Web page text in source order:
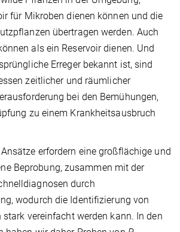
für Mikroben dienen können und die
übertragen werden. Auch
als ein Reservoir dienen. Und
Erreger bekannt ist, sind
zeitlicher und räumlicher
bei den Bemühungen,
zu einem Krankheitsausbruch
erfordern eine großflächige und
Beprobung, zusammen mit der
durch
wodurch die Identifizierung von
stark vereinfacht werden kann. In den